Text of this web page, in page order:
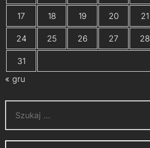
17 18 19 20 21
24 25 26 27 28
31
« gru